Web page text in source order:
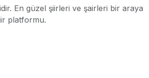
En güzel şiirleri ve şairleri bir araya
platformu.